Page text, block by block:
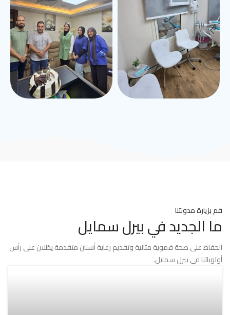
قم بزيارة مدونتنا
ما الجديد في بيرل سمايل
الحفاظ على صحة فموية مثالية وتقديم رعاية أسنان متقدمة يظلان على رأس
أولوياتنا في بيرل سمايل.